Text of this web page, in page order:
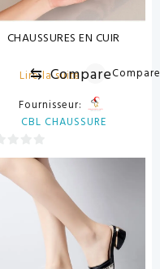
CHAUSSURES EN CUIR
Lire la suite
⇆ Compare
Fournisseur:
CBL CHAUSSURE